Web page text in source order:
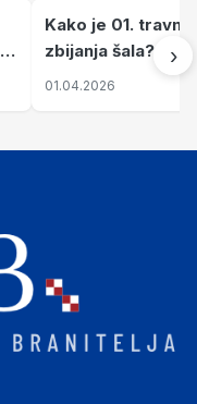
Kako je 01.
zbijanja šala?
01.04.2026
›